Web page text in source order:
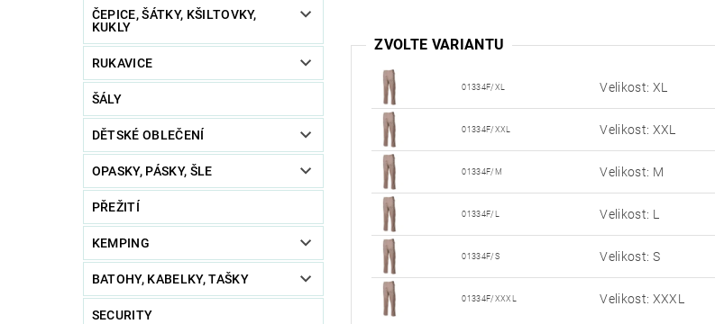
ČEPICE, ŠÁTKY, KŠILTOVKY,
KUKLY
RUKAVICE
ŠÁLY
DĚTSKÉ OBLEČENÍ
OPASKY, PÁSKY, ŠLE
PŘEŽITÍ
KEMPING
BATOHY, KABELKY, TAŠKY
SECURITY
ZVOLTE VARIANTU
01334F/XL Velikost: XL
01334F/XXL Velikost: XXL
01334F/M Velikost: M
01334F/L Velikost: L
01334F/S Velikost: S
01334F/XXXL Velikost: XXXL